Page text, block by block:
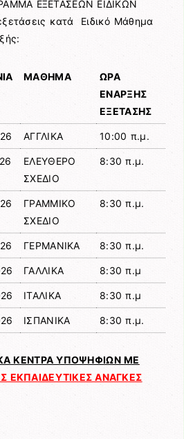
ΕΞΕΤΑΣΕΩΝ ΕΙΔΙΚΩΝ
κατά Ειδικό Μάθημα
ΜΑΘΗΜΑ
ΩΡΑ
ΕΝΑΡΞΗΣ
ΕΞΕΤΑΣΗΣ
ΑΓΓΛΙΚΑ 10:00 π.μ.
ΕΛΕΥΘΕΡΟ
ΣΧΕΔΙΟ
8:30 π.μ.
ΓΡΑΜΜΙΚΟ
ΣΧΕΔΙΟ
8:30 π.μ.
ΓΕΡΜΑΝΙΚΑ 8:30 π.μ.
ΓΑΛΛΙΚΑ 8:30 π.μ
ΙΤΑΛΙΚΑ 8:30 π.μ
ΙΣΠΑΝΙΚΑ 8:30 π.μ.
ΚΕΝΤΡΑ ΥΠΟΨΗΦΙΩΝ ΜΕ
ΕΚΠΑΙΔΕΥΤΙΚΕΣ ΑΝΑΓΚΕΣ